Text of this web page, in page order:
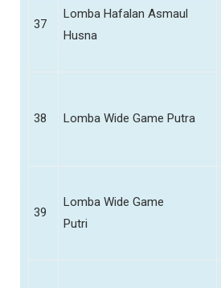
37
Lomba Hafalan Asmaul
Husna
38 Lomba Wide Game Putra
39
Lomba Wide Game
Putri